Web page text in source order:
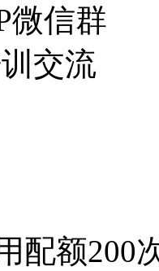
微信群
交流
配额200